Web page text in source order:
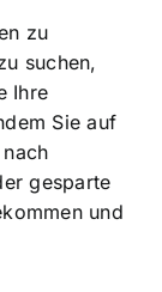
zu
suchen,
Ihre
Sie auf
gesparte
und